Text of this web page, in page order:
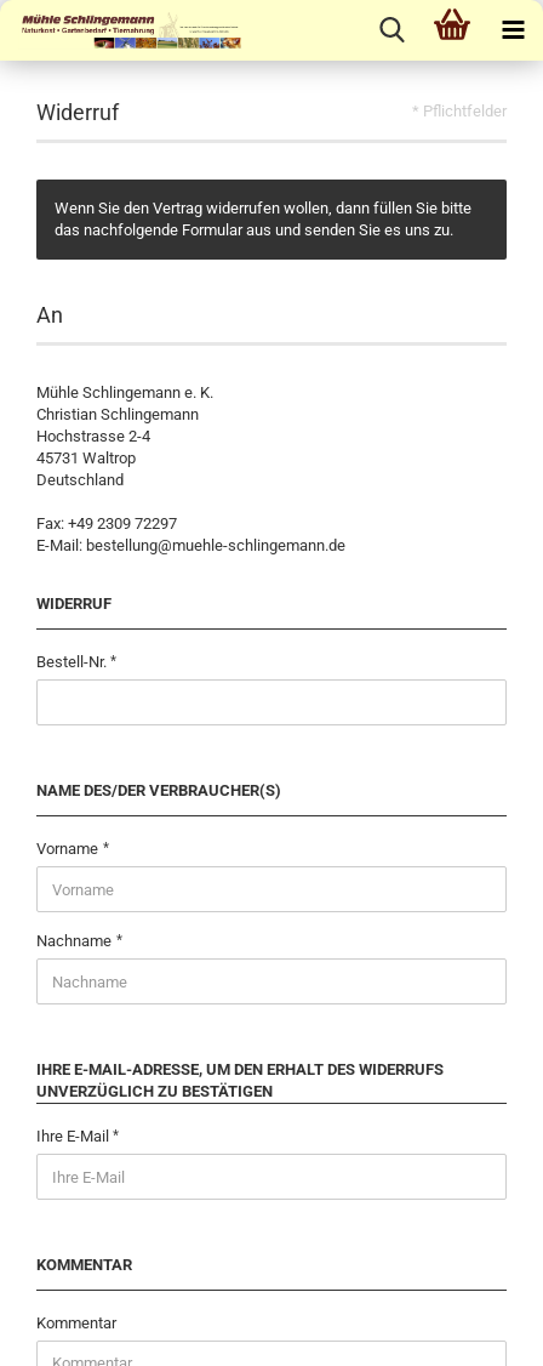
Widerruf
Wenn Sie den Vertrag widerrufen wollen, dann füllen Sie bitte
das nachfolgende Formular aus und senden Sie es uns zu.
An
Mühle Schlingemann e. K.
Christian Schlingemann
Hochstrasse 2-4
45731 Waltrop
Deutschland
Fax: +49 2309 72297
E-Mail: bestellung@muehle-schlingemann.de
WIDERRUF
Bestell-Nr.
NAME DES/DER VERBRAUCHER(S)
Vorname
Nachname
IHRE E-MAIL-ADRESSE, UM DEN ERHALT DES WIDERRUFS
UNVERZÜGLICH ZU BESTÄTIGEN
Ihre E-Mail
KOMMENTAR
Kommentar
* Pflichtfelder